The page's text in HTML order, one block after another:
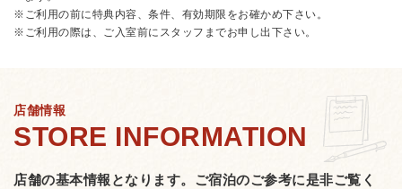
※ご利用の前に特典内容、条件、有効期限をお確かめ下さい。
※ご利用の際は、ご入室前にスタッフまでお申し出下さい。
店舗情報
店舗の基本情報となります。 ご宿泊のご参考に是非ご覧く